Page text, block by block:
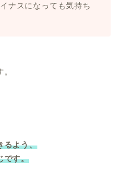
ナスになっても気持ち
るよう、
です。